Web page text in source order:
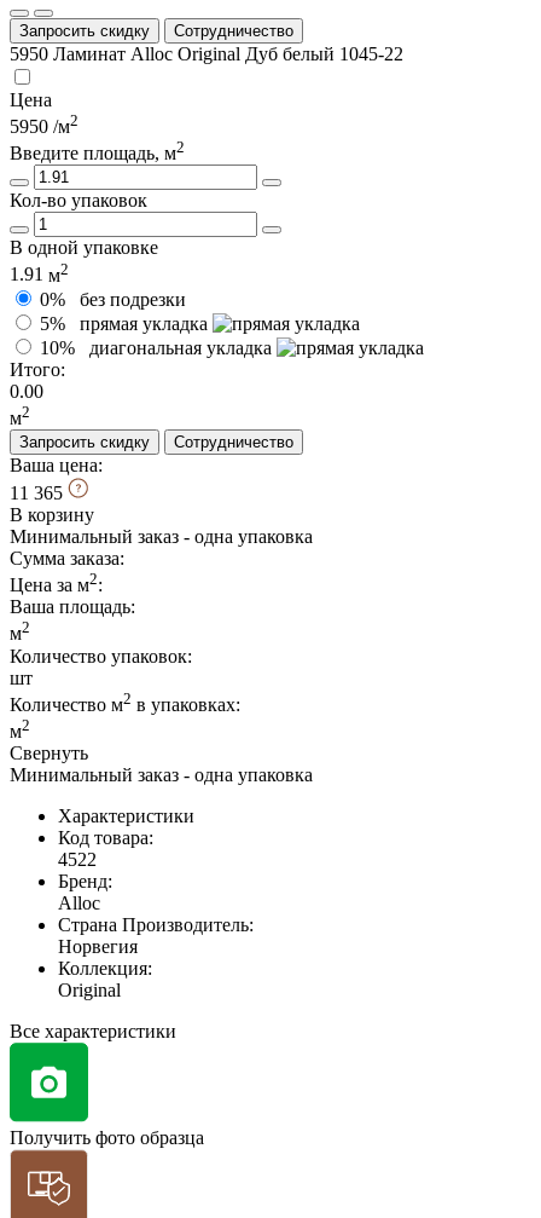
Запросить скидку Сотрудничество
5950 Ламинат Alloc Original Дуб белый 1045-22
Цена
5950 /м2
Введите площадь, м2
Кол-во упаковок
В одной упаковке
1.91 м2
0% без подрезки
5% прямая укладка
10% диагональная укладка
Итого:
0.00
м2
Запросить скидку
Сотрудничество
Ваша цена:
11 365
В корзину
Минимальный заказ - одна упаковка
Сумма заказа:
Цена за м2:
Ваша площадь:
м2
Количество упаковок:
шт
Количество м2 в упаковках:
м2
Свернуть
Минимальный заказ - одна упаковка
Характеристики
Код товара:
4522
Бренд:
Alloc
Страна Производитель:
Норвегия
Коллекция:
Original
Все характеристики
Получить фото образца